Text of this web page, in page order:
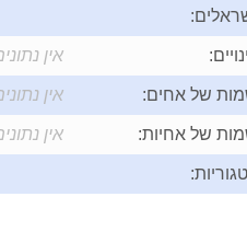
אין
של אחים: אין
של אחיות: אין